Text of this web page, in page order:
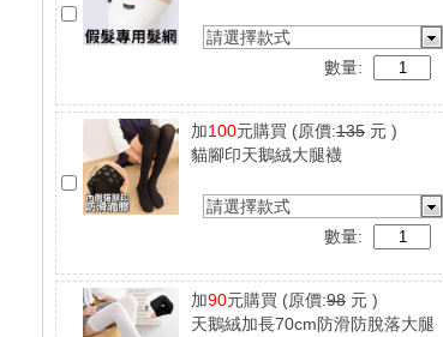
請選擇款式
數量:
加100元購買 (原價:135 元 )
貓腳印天鵝絨大腿襪
請選擇款式
數量:
加90元購買 (原價:98 元 )
天鵝絨加長70cm防滑防脫落大腿